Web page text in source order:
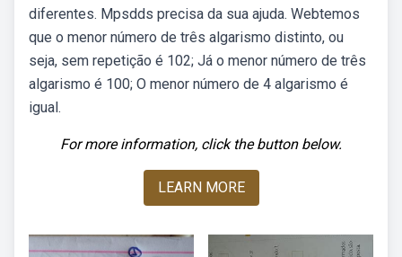
diferentes. Mpsdds precisa da sua ajuda. Webtemos
que o menor número de três algarismo distinto, ou
seja, sem repetição é 102; Já o menor número de três
algarismo é 100; O menor número de 4 algarismo é
igual.
For more information, click the button below.
LEARN MORE